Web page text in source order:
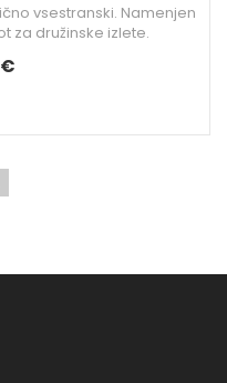
vsestranski. Namenjen
za družinske izlete.